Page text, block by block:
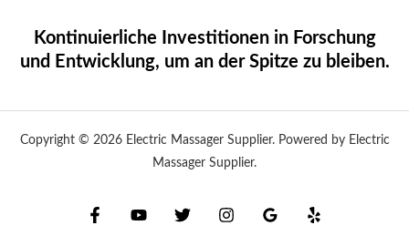
Kontinuierliche Investitionen in Forschung
und Entwicklung, um an der Spitze zu bleiben.
Copyright © 2026 Electric Massager Supplier. Powered by Electric
Massager Supplier.